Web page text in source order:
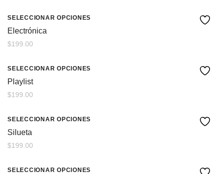
SELECCIONAR OPCIONES
Electrónica
$199.00
SELECCIONAR OPCIONES
Playlist
$199.00
SELECCIONAR OPCIONES
Silueta
$199.00
SELECCIONAR OPCIONES